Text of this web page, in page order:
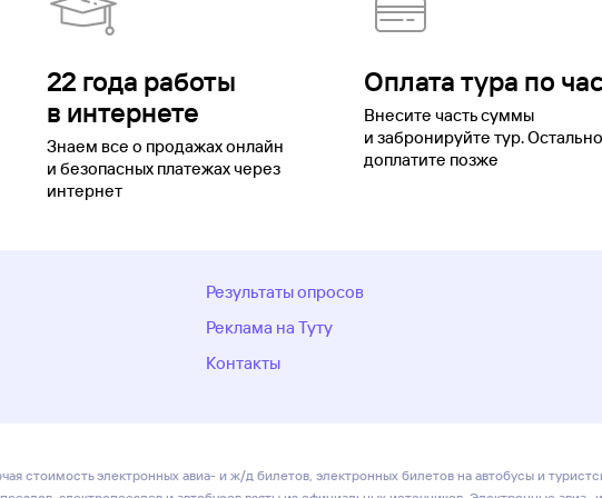
22 года работы
в интернете
Знаем все о продажах онлайн
и безопасных платежах через
интернет
Оплата тура по
Внесите часть суммы
и забронируйте тур.
доплатите позже
Результаты опросов
Реклама на Туту
Контакты
стоимость электронных авиа- и ж/д билетов, электронных билетов на автобусы и